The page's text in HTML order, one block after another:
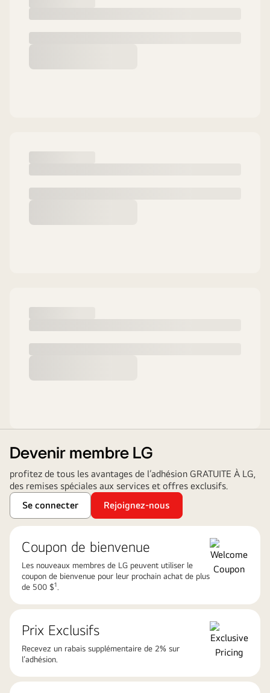
Devenir membre LG
profitez de tous les avantages de l’adhésion GRATUITE À LG,
des remises spéciales aux services et offres exclusifs.​
Se connecter​
Rejoignez-nous​
Coupon de bienvenue
Les nouveaux membres de LG peuvent utiliser le
coupon de bienvenue pour leur prochain achat de plus
de 500 $1
Prix Exclusifs​
Recevez un rabais supplémentaire de 2% sur
l’adhésion​.